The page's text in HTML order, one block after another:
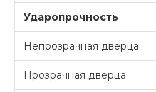
Ударопрочность
Непрозрачная дверца
Прозрачная дверца